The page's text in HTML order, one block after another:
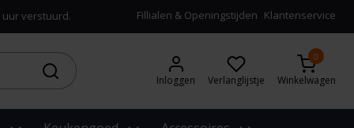
verstuurd. Fillialen & Openingstijden Klantenservice
Inloggen Verlanglijstje
0
Winkelwagen